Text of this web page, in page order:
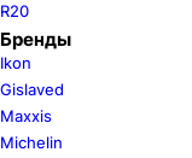
R20
Бренды
Ikon
Gislaved
Maxxis
Michelin